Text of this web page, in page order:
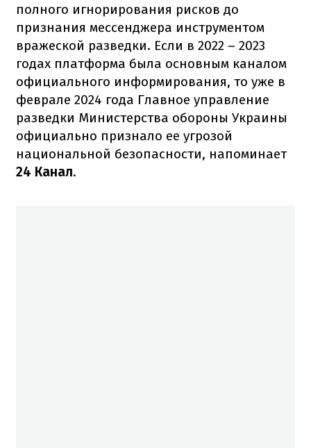
полного игнорирования рисков до
признания мессенджера инструментом
вражеской разведки. Если в 2022 – 2023
годах платформа была основным каналом
официального информирования, то уже в
феврале 2024 года Главное управление
разведки Министерства обороны Украины
официально признало ее угрозой
национальной безопасности, напоминает
24 Канал.